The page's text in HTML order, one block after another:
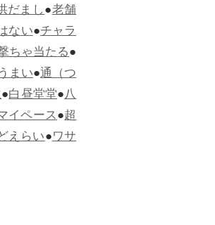
だまし●老舗
ない●チャラ
ちゃ当たる●
まい●通（つ
●白昼堂堂●八
イペース●超
えらい●ワサ